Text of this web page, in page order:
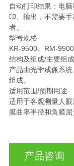
自动打印结果：电
印、输出，不需要
者。
型号规格
KR-9500、RM-
结构及组成/主要组
产品由光学成像系
组成。
适用范围/预期用途
适用于客观测量人
膜曲率半径和角膜屈
产品咨询